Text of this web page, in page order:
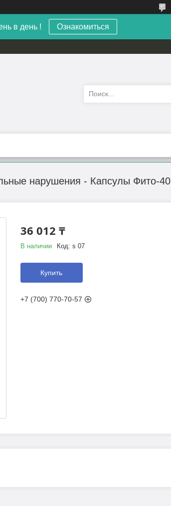
в день ! Ознакомиться
нарушения - Капсулы Фито-40
36 012 ₸
В наличии Код: s 07
Купить
+7 (700) 770-70-57